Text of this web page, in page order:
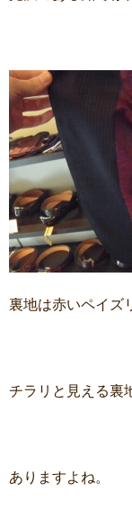
裏地は赤いペイズ
チラリと見える裏
ありますよね。